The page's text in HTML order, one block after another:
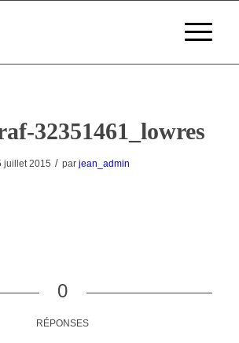
32351461_lowres
juillet 2015 / par jean_admin
0
RÉPONSES